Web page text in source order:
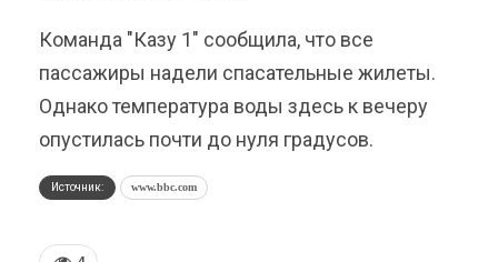
Команда "Казу 1" сообщила, что все
пассажиры надели спасательные жилеты.
Однако температура воды здесь к вечеру
опустилась почти до нуля градусов.
Источник: www.bbc.com